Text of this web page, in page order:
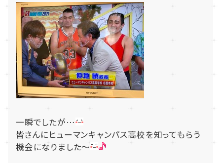
一瞬でしたが…
皆さんにヒューマンキャンパス高校を知ってもらう
機会になりました～